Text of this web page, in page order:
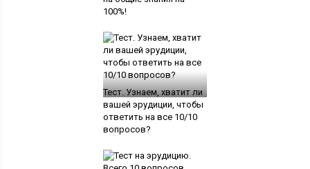
100%!
Тест. Узнаем, хватит ли
вашей эрудиции, чтобы
ответить на все 10/10
вопросов?